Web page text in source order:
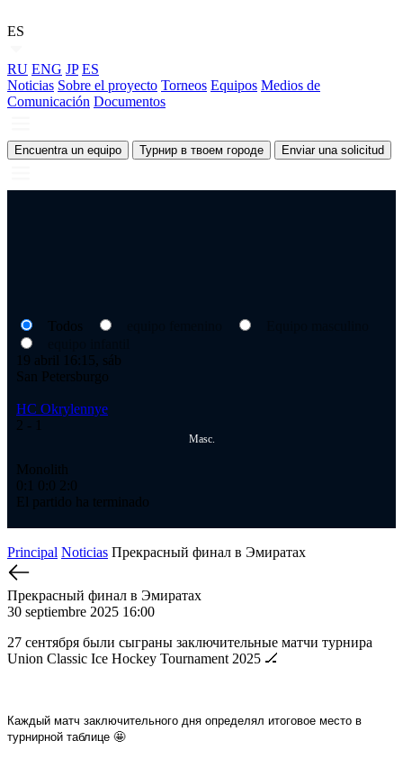
ES
RU ENG JP ES
Noticias Sobre el proyecto Torneos Equipos Medios de
Comunicación Documentos
Encuentra un equipo Турнир в твоем городе Enviar una solicitud
Todos
19 abril 16:15, sáb
San Petersburgo
HC Okrylennye
2 - 1
Masc.
Monolith
0:1 0:0 2:0
El partido ha terminado
Principal Noticias Прекрасный финал в Эмиратах
Прекрасный финал в Эмиратах
30 septiembre 2025 16:00
27 сентября были сыграны заключительные матчи турнира
Union Classic Ice Hockey Tournament 2025 🏒
Каждый матч заключительного дня определял итоговое место в
турнирной таблице 🤩